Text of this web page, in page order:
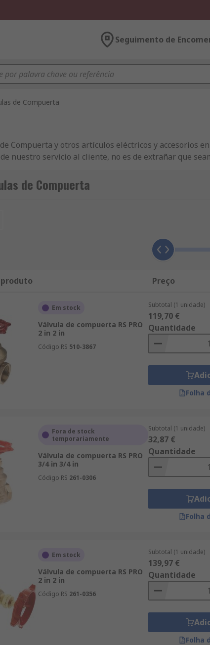
Seguimento de
de Compuerta
Compuerta y otros artículos eléctricos y accesorios
nuestro servicio al cliente, no es de extrañar que
disfrutar del servicio de entrega en 24/48 h con sus
productos de Válvulas de Compuerta cumplen los
por ingenieros cualificados que facilitan
€, podía beneficiarse de nuestras ofertas. Nuestras
IBP Conex. RS permite realizar sus pedidos de
buscar los productos disponibles por orden alfabético,
de artículos en nuestra gama de Mantenimiento,
e industriales. Para consultar las líneas de productos
y Canalizaciones y de Válvulas y Machos de
de Compuerta
Preço
Em stock
Válvula de compuerta RS PRO
2 in 2 in
Código RS 510-3867
Subtotal (1 unidade)
119,70 €
Quantidade
Folha
Fora de stock
temporariamente
Válvula de compuerta RS PRO
3/4 in 3/4 in
Código RS 261-0306
Subtotal (1 unidade)
32,87 €
Quantidade
Folha
Em stock
Válvula de compuerta RS PRO
2 in 2 in
Código RS 261-0356
Subtotal (1 unidade)
139,97 €
Quantidade
Folha